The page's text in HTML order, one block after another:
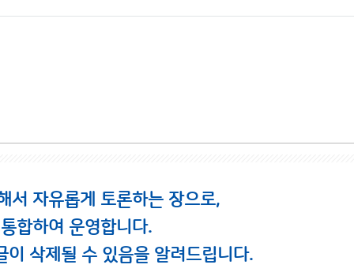
서 자유롭게 토론하는 장으로,
합하여 운영합니다.
삭제될 수 있음을 알려드립니다.